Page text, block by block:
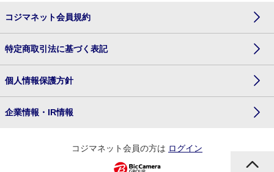
コジマネット会員規約
特定商取引法に基づく表記
個人情報保護方針
企業情報・IR情報
コジマネット会員の方は ログイン